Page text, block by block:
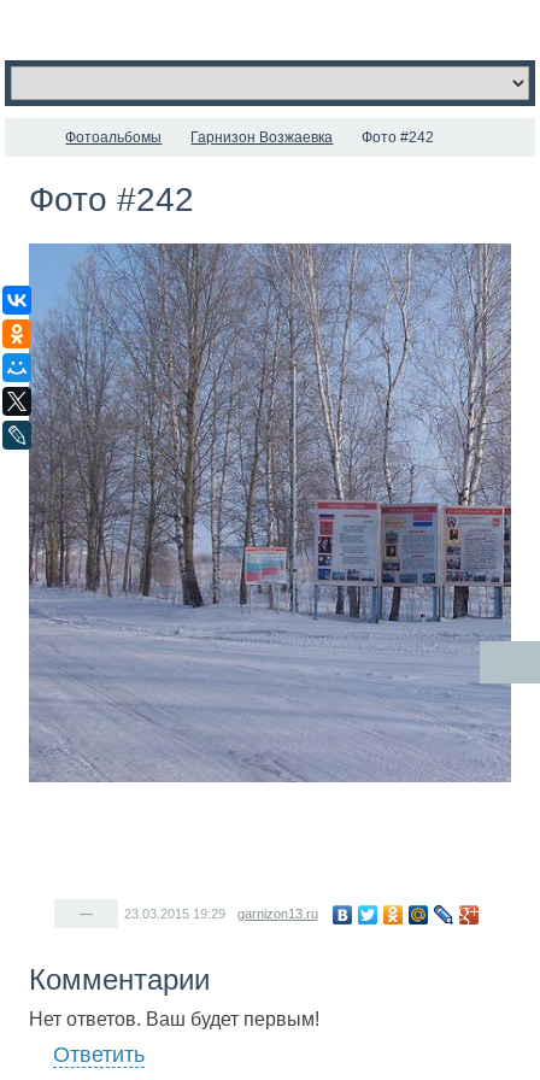
ВКонтакте
Одноклассники
Мой Мир
X
LiveJournal
Фотоальбомы Гарнизон Возжаевка Фото #242
Фото #242
— 23.03.2015 19:29 garnizon13.ru
Комментарии
Нет ответов. Ваш будет первым!
Ответить